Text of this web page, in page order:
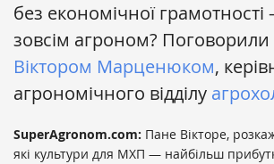
без економічної
зовсім агроном? Поговорили
Віктором Марценюком,
агрономічного відділу
SuperAgronom.com: Пане Вікторе,
які культури для МХП — найбільш